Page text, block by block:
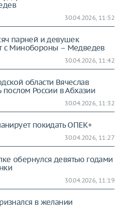
30.04.2026, 11:52
парней и девушек
с Минобороны – Медведев
30.04.2026, 11:42
области Вячеслав
послом России в Абхазии
30.04.2026, 11:32
покидать ОПЕК+
30.04.2026, 11:27
обернулся девятью годами
30.04.2026, 11:19
в желании